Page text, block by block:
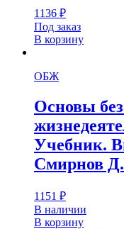
1136 ₽
Под заказ
В корзину
ОБЖ
Основы
Учебник.
Смирнов
1151 ₽
В наличии
В корзину